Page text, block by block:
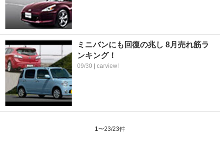
ミニバンにも回復の兆し 8月売れ筋ラ
ンキング！
09/30 | carview!
1 〜23/23件